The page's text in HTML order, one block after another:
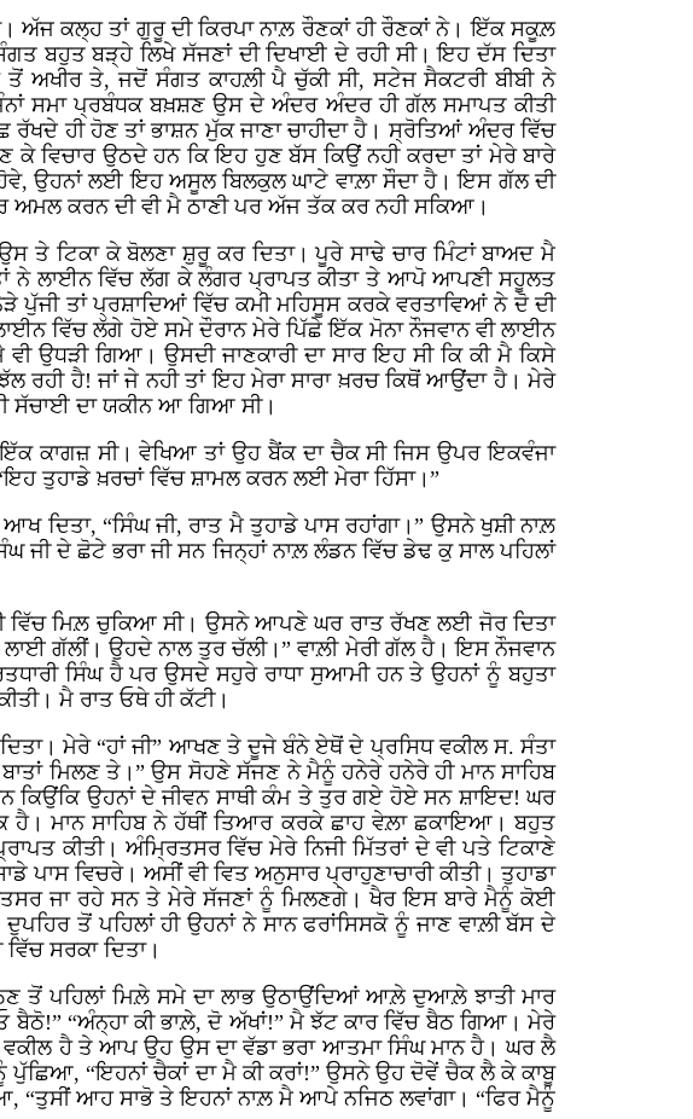
ਅੱਜ ਕਲ੍ਹ ਤਾਂ ਗੁਰੂ ਦੀ ਕਿਰਪਾ ਨਾਲ਼ ਰੌਣਕਾਂ ਹੀ ਰੌਣਕਾਂ ਨੇ। ਇੱਕ ਸਕੂਲ਼
ਬਹੁਤ ਬੜ੍ਹੇ ਲਿਖੇ ਸੱਜਣਾਂ ਦੀ ਦਿਖਾਈ ਦੇ ਰਹੀ ਸੀ। ਇਹ ਦੱਸ ਦਿਤਾ
ਅਖੀਰ ਤੇ, ਜਦੋਂ ਸੰਗਤ ਕਾਹਲ਼ੀ ਪੈ ਚੁੱਕੀ ਸੀ, ਸਟੇਜ ਸੈਕਟਰੀ ਬੀਬੀ ਨੇ
ਸਮਾ ਪ੍ਰਬੰਧਕ ਬਖ਼ਸ਼ਣ ਉਸ ਦੇ ਅੰਦਰ ਅੰਦਰ ਹੀ ਗੱਲ ਸਮਾਪਤ ਕੀਤੀ
ਹੀ ਹੋਣ ਤਾਂ ਭਾਸ਼ਨ ਮੁੱਕ ਜਾਣਾ ਚਾਹੀਦਾ ਹੈ। ਸ੍ਰੋਤਿਆਂ ਅੰਦਰ ਵਿੱਚ
ਵਿਚਾਰ ਉਠਦੇ ਹਨ ਕਿ ਇਹ ਹੁਣ ਬੱਸ ਕਿਉਂ ਨਹੀ ਕਰਦਾ ਤਾਂ ਮੇਰੇ ਬਾਰੇ
ਹੋਵੇ, ਉਹਨਾਂ ਲਈ ਇਹ ਅਸੂਲ ਬਿਲਕੁਲ ਘਾਟੇ ਵਾਲ਼ਾ ਸੌਦਾ ਹੈ। ਇਸ ਗੱਲ ਦੀ
ਅਮਲ ਕਰਨ ਦੀ ਵੀ ਮੈ ਠਾਣੀ ਪਰ ਅੱਜ ਤੱਕ ਕਰ ਨਹੀ ਸਕਿਆ।
ਟਿਕਾ ਕੇ ਬੋਲਣਾ ਸ਼ੁਰੂ ਕਰ ਦਿਤਾ। ਪੂਰੇ ਸਾਢੇ ਚਾਰ ਮਿੰਟਾਂ ਬਾਅਦ ਮੈ
ਨੇ ਲਾਈਨ ਵਿੱਚ ਲੱਗ ਕੇ ਲੰਗਰ ਪ੍ਰਾਪਤ ਕੀਤਾ ਤੇ ਆਪੋ ਆਪਣੀ ਸਹੂਲਤ
ਤਾਂ ਪ੍ਰਸ਼ਾਦਿਆਂ ਵਿੱਚ ਕਮੀ ਮਹਿਸੂਸ ਕਰਕੇ ਵਰਤਾਵਿਆਂ ਨੇ ਦੋ ਦੀ
ਵਿੱਚ ਲੱਗੇ ਹੋਏ ਸਮੇ ਦੌਰਾਨ ਮੇਰੇ ਪਿੱਛੇ ਇੱਕ ਮੋਨਾ ਨੌਜਵਾਨ ਵੀ ਲਾਈਨ
ਉਧੜੀ ਗਿਆ। ਉਸਦੀ ਜਾਣਕਾਰੀ ਦਾ ਸਾਰ ਇਹ ਸੀ ਕਿ ਕੀ ਮੈ ਕਿਸੇ
ਹੈ! ਜਾਂ ਜੇ ਨਹੀ ਤਾਂ ਇਹ ਮੇਰਾ ਸਾਰਾ ਖ਼ਰਚ ਕਿਥੋਂ ਆਉਂਦਾ ਹੈ। ਮੇਰੇ
ਸੱਚਾਈ ਦਾ ਯਕੀਨ ਆ ਗਿਆ ਸੀ।
ਕਾਗਜ਼ ਸੀ। ਵੇਖਿਆ ਤਾਂ ਉਹ ਬੈਂਕ ਦਾ ਚੈਕ ਸੀ ਜਿਸ ਉਪਰ ਇਕਵੰਜਾ
ਤੁਹਾਡੇ ਖ਼ਰਚਾਂ ਵਿੱਚ ਸ਼ਾਮਲ ਕਰਨ ਲਈ ਮੇਰਾ ਹਿੱਸਾ।”
ਦਿਤਾ, “ਸਿੰਘ ਜੀ, ਰਾਤ ਮੈ ਤੁਹਾਡੇ ਪਾਸ ਰਹਾਂਗਾ।” ਉਸਨੇ ਖੁਸ਼ੀ ਨਾਲ਼
ਜੀ ਦੇ ਛੋਟੇ ਭਰਾ ਜੀ ਸਨ ਜਿਨ੍ਹਾਂ ਨਾਲ਼ ਲੰਡਨ ਵਿੱਚ ਡੇਢ ਕੁ ਸਾਲ ਪਹਿਲਾਂ
ਵਿੱਚ ਮਿਲ਼ ਚੁਕਿਆ ਸੀ। ਉਸਨੇ ਆਪਣੇ ਘਰ ਰਾਤ ਰੱਖਣ ਲਈ ਜੋਰ ਦਿਤਾ
ਗੱਲੀਂ। ਉਹਦੇ ਨਾਲ ਤੁਰ ਚੱਲੀ।” ਵਾਲ਼ੀ ਮੇਰੀ ਗੱਲ ਹੈ। ਇਸ ਨੌਜਵਾਨ
ਸਿੰਘ ਹੈ ਪਰ ਉਸਦੇ ਸਹੁਰੇ ਰਾਧਾ ਸੁਆਮੀ ਹਨ ਤੇ ਉਹਨਾਂ ਨੂੰ ਬਹੁਤਾ
ਮੈ ਰਾਤ ਓਥੇ ਹੀ ਕੱਟੀ।
ਮੇਰੇ “ਹਾਂ ਜੀ” ਆਖਣ ਤੇ ਦੂਜੇ ਬੰਨੇ ਏਥੋਂ ਦੇ ਪ੍ਰਸਿਧ ਵਕੀਲ ਸ. ਸੰਤਾ
ਮਿਲਣ ਤੇ।” ਉਸ ਸੋਹਣੇ ਸੱਜਣ ਨੇ ਮੈਨੂੰ ਹਨੇਰੇ ਹਨੇਰੇ ਹੀ ਮਾਨ ਸਾਹਿਬ
ਕਿਉਂਕਿ ਉਹਨਾਂ ਦੇ ਜੀਵਨ ਸਾਥੀ ਕੰਮ ਤੇ ਤੁਰ ਗਏ ਹੋਏ ਸਨ ਸ਼ਾਇਦ! ਘਰ
ਮਾਨ ਸਾਹਿਬ ਨੇ ਹੱਥੀਂ ਤਿਆਰ ਕਰਕੇ ਛਾਹ ਵੇਲ਼ਾ ਛਕਾਇਆ। ਬਹੁਤ
ਕੀਤੀ। ਅੰਮ੍ਰਿਤਸਰ ਵਿੱਚ ਮੇਰੇ ਨਿਜੀ ਮਿੱਤਰਾਂ ਦੇ ਵੀ ਪਤੇ ਟਿਕਾਣੇ
ਵਿਚਰੇ। ਅਸੀਂ ਵੀ ਵਿਤ ਅਨੁਸਾਰ ਪ੍ਰਾਹੁਣਾਚਾਰੀ ਕੀਤੀ। ਤੁਹਾਡਾ
ਜਾ ਰਹੇ ਸਨ ਤੇ ਮੇਰੇ ਸੱਜਣਾਂ ਨੂੰ ਮਿਲਣਗੇ। ਖੈਰ ਇਸ ਬਾਰੇ ਮੈਨੂੰ ਕੋਈ
ਤੋਂ ਪਹਿਲਾਂ ਹੀ ਉਹਨਾਂ ਨੇ ਸਾਨ ਫਰਾਂਸਿਸਕੋ ਨੂੰ ਜਾਣ ਵਾਲ਼ੀ ਬੱਸ ਦੇ
ਸਰਕਾ ਦਿਤਾ।
ਤੋਂ ਪਹਿਲਾਂ ਮਿਲ਼ੇ ਸਮੇ ਦਾ ਲਾਭ ਉਠਾਉਂਦਿਆਂ ਆਲ਼ੇ ਦੁਆਲ਼ੇ ਝਾਤੀ ਮਾਰ
“ਅੰਨ੍ਹਾ ਕੀ ਭਾਲ਼ੇ, ਦੋ ਅੱਖਾਂ!” ਮੈ ਝੱਟ ਕਾਰ ਵਿੱਚ ਬੈਠ ਗਿਆ। ਮੇਰੇ
ਹੈ ਤੇ ਆਪ ਉਹ ਉਸ ਦਾ ਵੱਡਾ ਭਰਾ ਆਤਮਾ ਸਿੰਘ ਮਾਨ ਹੈ। ਘਰ ਲੈ
“ਇਹਨਾਂ ਚੈਕਾਂ ਦਾ ਮੈ ਕੀ ਕਰਾਂ!” ਉਸਨੇ ਉਹ ਦੋਵੇਂ ਚੈਕ ਲੈ ਕੇ ਕਾਬੂ
ਆਹ ਸਾਭੋ ਤੇ ਇਹਨਾਂ ਨਾਲ਼ ਮੈ ਆਪੇ ਨਜਿਠ ਲਵਾਂਗਾ। “ਫਿਰ ਮੈਨੂੰ